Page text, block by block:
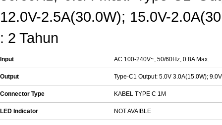
12.0V-2.5A(30.0W); 15.0V-
: 2 Tahun
Input AC 100-240V~, 50/60Hz, 0.8A Max.
Output Type-C1 Output: 5.0V 3.0A(15.0W);
Connector Type KABEL TYPE C 1M
LED Indicator NOT AVAIBLE